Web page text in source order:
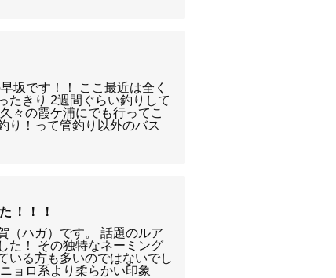
坂です！！ ここ最近は全く
たきり 2週間ぐらい釣りして
々の霞ケ浦にでも行ってこ
り！って管釣り以外のバス
！！！
（ハガ）です。 話題のルア
た！ その独特なネーミング
いる方も多いのではないでし
ョロ系より柔らかい印象